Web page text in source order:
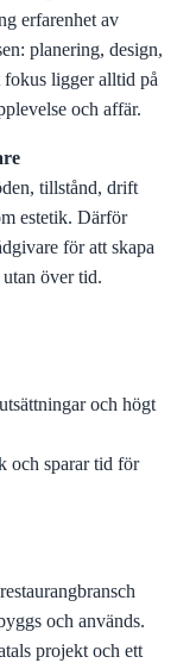
erfarenhet av
planering, design,
ligger alltid på
och affär.
tillstånd, drift
estetik. Därför
för att skapa
över tid.
och högt
och sparar tid för
och används.
projekt och ett